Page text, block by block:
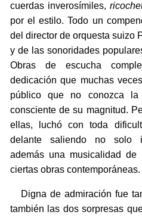
cuerdas inverosímiles,
por el estilo. Todo un
del director de orquesta suizo
y de las sonoridades
Obras de escucha
dedicación que muchas
público que no conozca
consciente de su magnitud.
ellas, luchó con toda
delante saliendo no solo
además una musicalidad
ciertas obras contemporáneas.
Digna de admiración fue
también las dos sorpresas